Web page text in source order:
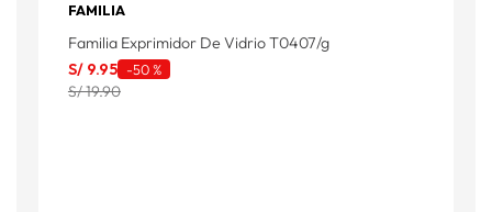
FAMILIA
Familia Exprimidor De Vidrio T0407/g
S/ 9.95 -50 %
S/ 19.90